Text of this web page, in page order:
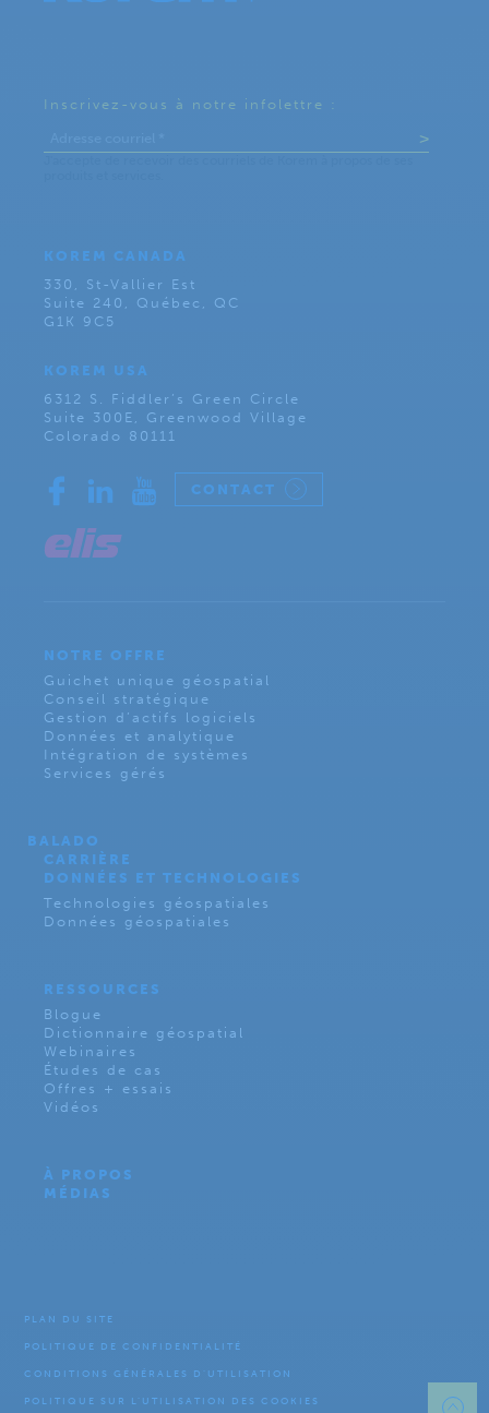
Inscrivez-vous à notre infolettre :
KOREM CANADA
330, St-Vallier Est
Suite 240, Québec, QC
G1K 9C5
KOREM USA
6312 S. Fiddler’s Green Circle
Suite 300E, Greenwood Village
Colorado 80111
CONTACT
NOTRE OFFRE
Guichet unique géospatial
Conseil stratégique
Gestion d’actifs logiciels
Données et analytique
Intégration de systèmes
Services gérés
BALADO
CARRIÈRE
DONNÉES ET TECHNOLOGIES
Technologies géospatiales
Données géospatiales
RESSOURCES
Blogue
Dictionnaire géospatial
Webinaires
Études de cas
Offres + essais
Vidéos
À PROPOS
MÉDIAS
PLAN DU SITE
POLITIQUE DE CONFIDENTIALITÉ
CONDITIONS GÉNÉRALES D’UTILISATION
POLITIQUE SUR L’UTILISATION DES COOKIES